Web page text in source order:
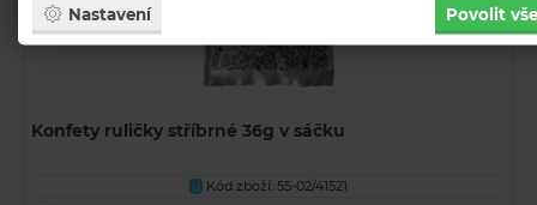
Nastavení Povolit vše
Konfety ruličky stříbrné 36g v sáčku
U
Kód zboží: 55-02/41521